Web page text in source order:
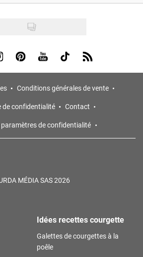
us on Instagram
Visit us on Pinterest
Visit us on Youtube
Visit us on Tiktok
Visit us on Rss
Conditions générales de vente
de confidentialité
Contact
paramètres de confidentialité
MÉDIA SAS 2026
Idées recettes courgette
Galettes de courgettes à la
poêle